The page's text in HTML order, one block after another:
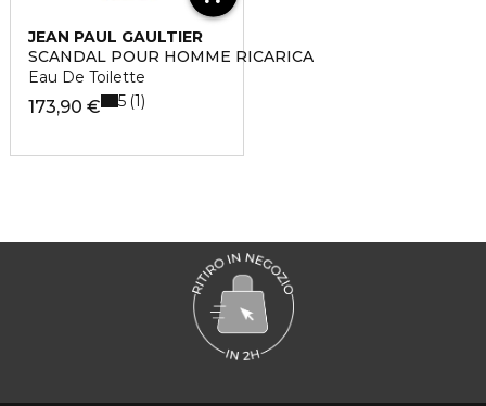
JEAN PAUL GAULTIER
SCANDAL POUR HOMME RICARICA
Eau De Toilette
173,90 € 5 1